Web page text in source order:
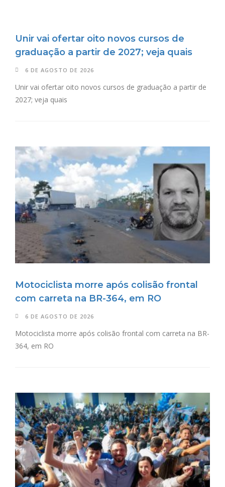
Unir vai ofertar oito novos cursos de
graduação a partir de 2027; veja quais
6 DE AGOSTO DE 2026
Unir vai ofertar oito novos cursos de graduação a partir de
2027; veja quais
Motociclista morre após colisão frontal
com carreta na BR-364, em RO
6 DE AGOSTO DE 2026
Motociclista morre após colisão frontal com carreta na BR-
364, em RO